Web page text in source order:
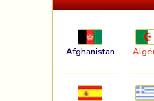
Afghanistan